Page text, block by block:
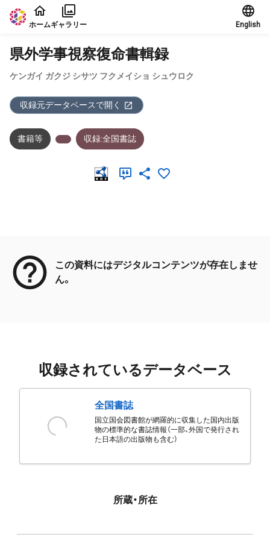
本文に飛ぶ
ホームギャラリー English
県外学事視察復命書輯録
ケンガイ ガクジ シサツ フクメイショ シュウロク
収録元データベースで開く
書籍等 収録:全国書誌
この資料にはデジタルコンテンツが存在しませ
ん。
収録されているデータベース
全国書誌
国立国会図書館が網羅的に収集した国内出版
物の標準的な書誌情報（一部、外国で発行され
た日本語の出版物も含む）
所蔵・所在